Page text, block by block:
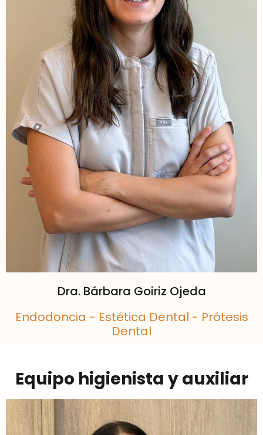
Dra. Bárbara Goiriz Ojeda
Endodoncia - Estética Dental - Prótesis
Dental​
Equipo higienista y auxiliar